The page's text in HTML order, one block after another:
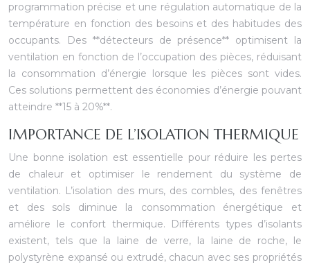
programmation précise et une régulation automatique de la
température en fonction des besoins et des habitudes des
occupants. Des **détecteurs de présence** optimisent la
ventilation en fonction de l’occupation des pièces, réduisant
la consommation d’énergie lorsque les pièces sont vides.
Ces solutions permettent des économies d’énergie pouvant
atteindre **15 à 20%**.
IMPORTANCE DE L’ISOLATION THERMIQUE
Une bonne isolation est essentielle pour réduire les pertes
de chaleur et optimiser le rendement du système de
ventilation. L’isolation des murs, des combles, des fenêtres
et des sols diminue la consommation énergétique et
améliore le confort thermique. Différents types d’isolants
existent, tels que la laine de verre, la laine de roche, le
polystyrène expansé ou extrudé, chacun avec ses propriétés